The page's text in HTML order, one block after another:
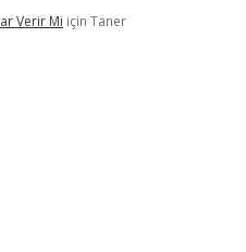
Verir Mi için Taner